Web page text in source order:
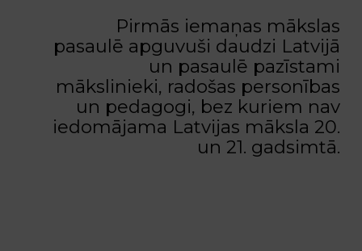
Pirmās iemaņas mākslas
pasaulē apguvuši daudzi Latvijā
un pasaulē pazīstami
mākslinieki, radošas personības
un pedagogi, bez kuriem nav
iedomājama Latvijas māksla 20.
un 21. gadsimtā.